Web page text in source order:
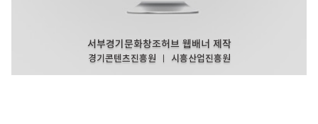
서부경기문화창조허브 웹배너 제작
경기콘텐츠진흥원 ㅣ 시흥산업진흥원